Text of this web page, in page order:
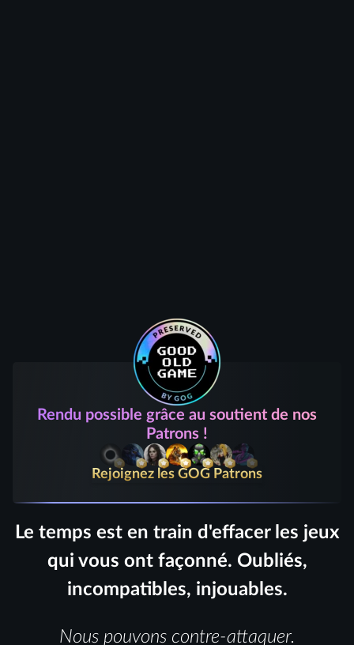
Rendu possible grâce au soutient de nos
Patrons !
Rejoignez les GOG Patrons
Le temps est en train d'effacer les jeux
qui vous ont façonné. Oubliés,
incompatibles, injouables.
Nous pouvons contre-attaquer.